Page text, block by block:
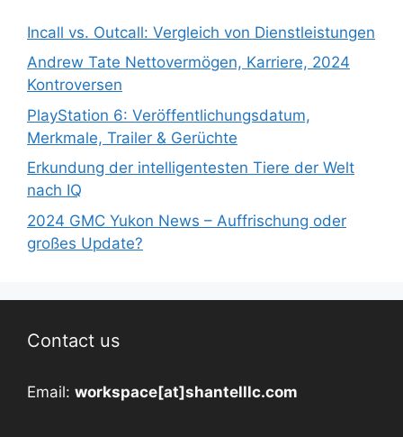
Incall vs. Outcall: Vergleich von Dienstleistungen
Andrew Tate Nettovermögen, Karriere, 2024
Kontroversen
PlayStation 6: Veröffentlichungsdatum,
Merkmale, Trailer & Gerüchte
Erkundung der intelligentesten Tiere der Welt
nach IQ
2024 GMC Yukon News – Auffrischung oder
großes Update?
Contact us
Email: workspace[at]shantelllc.com